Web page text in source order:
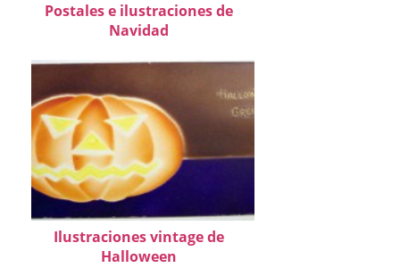
Postales e ilustraciones de
Navidad
Ilustraciones vintage de
Halloween